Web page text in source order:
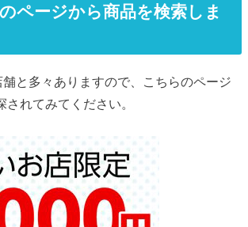
ページから商品を検索しま
と多々ありますので、こちらのページ
れてみてください。